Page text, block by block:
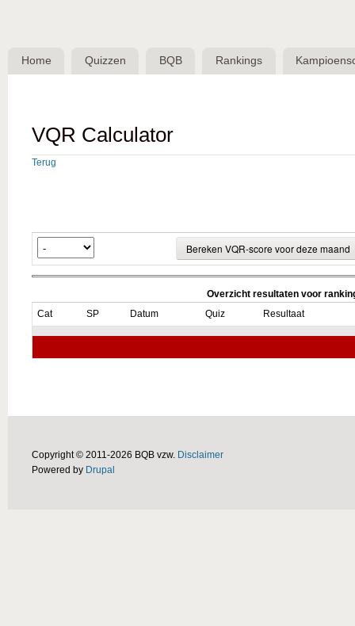
Belgische
QuizBond
Home Quizzen BQB Rankings
VQR Calculator
Terug
Overzicht resultaten voor
Cat
SP Datum Quiz Resultaat
Copyright © 2011-2026 BQB vzw. Disclaimer
Powered by Drupal